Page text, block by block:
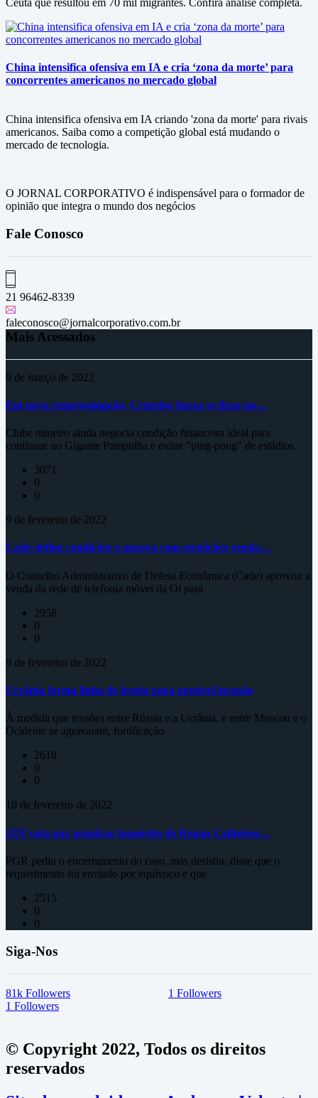
China intensifica ofensiva em IA e cria ‘zona da morte’ para
concorrentes americanos no mercado global
China intensifica ofensiva em IA criando 'zona da morte' para rivais
americanos. Saiba como a competição global está mudando o
mercado de tecnologia.
O JORNAL CORPORATIVO é indispensável para o formador de
opinião que integra o mundo dos negócios
Fale Conosco
21 96462-8339
faleconosco@jornalcorporativo.com.br
Mais Acessados
9 de março de 2022
Em nova reaproximação, Cruzeiro busca se fixar no…
Clube mineiro ainda negocia condição financeira ideal para
continuar no Gigante Pampulha e evitar "ping-pong" de estádios
3071
0
0
9 de fevereiro de 2022
Cade define condições e aprova com restrições venda…
O Conselho Administrativo de Defesa Econômica (Cade) aprovou a
venda da rede de telefonia móvel da Oi para
2958
0
0
9 de fevereiro de 2022
Ucrânia forma linha de frente para possível invasão
À medida que tensões entre Rússia e a Ucrânia, e entre Moscou e o
Ocidente se agravaram, fortificação
2618
0
0
10 de fevereiro de 2022
STF vota por arquivar inquérito de Renan Calheiros…
PGR pediu o encerramento do caso, mas desistiu, disse que o
requerimento foi enviado por equívoco e que
2515
0
0
Siga-Nos
81k Followers 1 Followers
1 Followers
© Copyright 2022, Todos os direitos
reservados